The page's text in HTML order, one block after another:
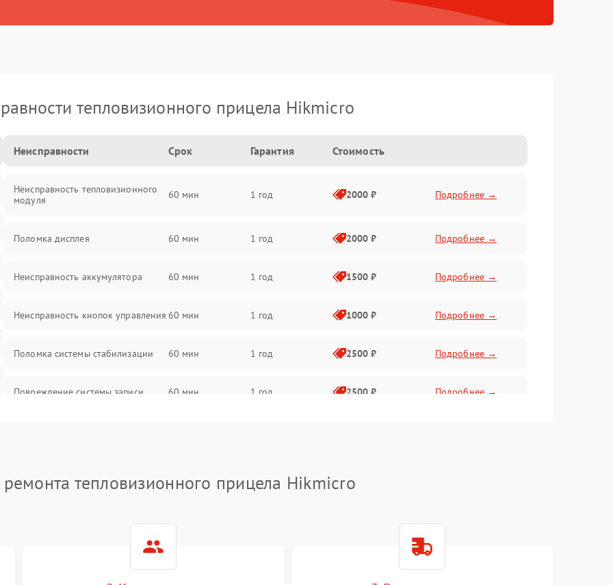
тепловизионного прицела Hikmicro
Неисправности Срок Гарантия Стоимость
Неисправность тепловизионного
модуля
60 мин 1 год 2000 ₽ Подробнее →
Поломка дисплея 60 мин 1 год 2000 ₽ Подробнее →
Неисправность аккумулятора 60 мин 1 год 1500 ₽ Подробнее →
Неисправность кнопок управления 60 мин 1 год 1000 ₽ Подробнее →
Поломка системы стабилизации 60 мин 1 год 2500 ₽ Подробнее →
Повреждение системы записи 60 мин 1 год 2500 ₽ Подробнее →
автоматического отключения
тепловизионного прицела Hikmicro